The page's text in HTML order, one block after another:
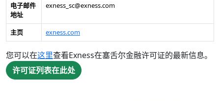
电子邮件
地址
exness_sc@exness.com
主页 exness.com
您可以在这里查看Exness在塞舌尔金融许可证的最新信息。
许可证列表在此处